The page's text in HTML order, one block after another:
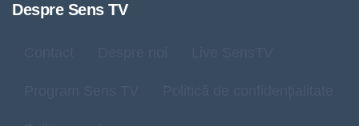
Despre Sens TV